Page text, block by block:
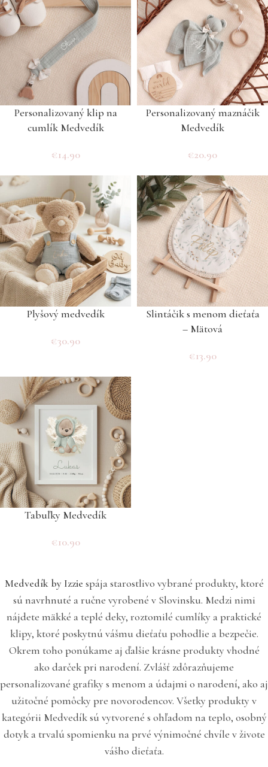
Personalizovaný klip na
cumlík Medvedík
€14.90
Personalizovaný maznáčik
Medvedík
€20.90
Plyšový medvedík
€30.90
Slintáčik s menom dieťaťa
– Mätová
€13.90
Tabuľky Medvedík
€10.90
Medvedík by Izzie spája starostlivo vybrané produkty, ktoré
sú navrhnuté a ručne vyrobené v Slovinsku. Medzi nimi
nájdete mäkké a teplé deky, roztomilé cumlíky a praktické
klipy, ktoré poskytnú vášmu dieťaťu pohodlie a bezpečie.
Okrem toho ponúkame aj ďalšie krásne produkty vhodné
ako darček pri narodení. Zvlášť zdôrazňujeme
personalizované grafiky s menom a údajmi o narodení, ako aj
užitočné pomôcky pre novorodencov. Všetky produkty v
kategórii Medvedík sú vytvorené s ohľadom na teplo, osobný
dotyk a trvalú spomienku na prvé výnimočné chvíle v živote
vášho dieťaťa.